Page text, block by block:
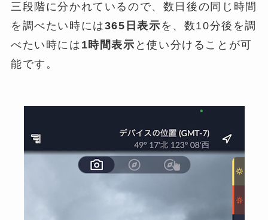
三段階に分かれているので、数日後の同じ時間
を調べたい時には365日表示 を、数10分後を調
べたい時には 1時間表示 と使い分けることが可
能です。